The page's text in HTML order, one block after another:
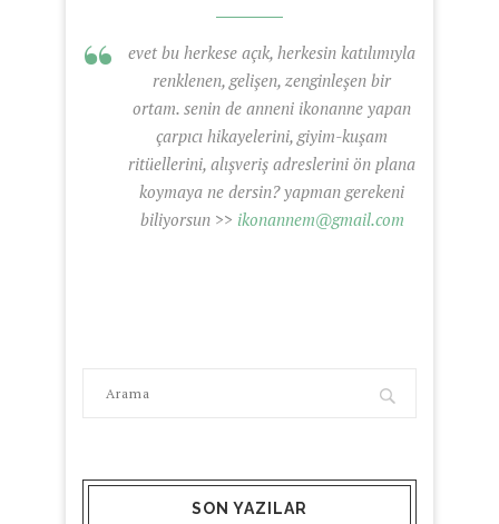
evet bu herkese açık, herkesin katılımıyla
renklenen, gelişen, zenginleşen bir
ortam. senin de anneni ikonanne yapan
çarpıcı hikayelerini, giyim-kuşam
ritüellerini, alışveriş adreslerini ön plana
koymaya ne dersin? yapman gerekeni
biliyorsun >> ikonannem@gmail.com
SON YAZILAR